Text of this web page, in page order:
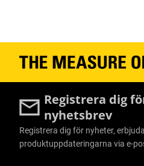
Registrera dig
nyhetsbrev
Registrera dig för nyheter,
produktuppdateringarna via e-